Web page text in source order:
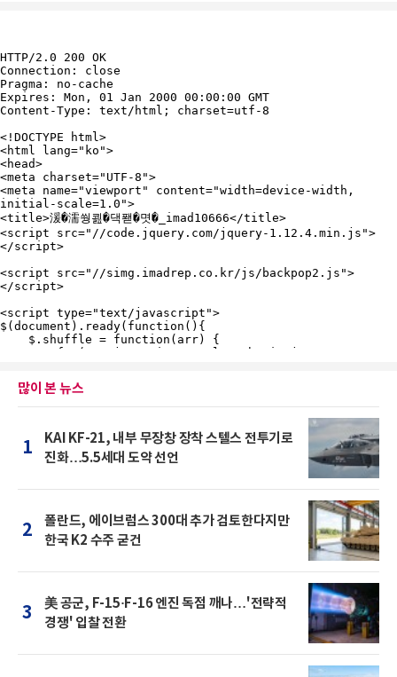
많이 본 뉴스
1
KAI KF-21, 내부 무장창 장착 스텔스 전투기로
진화…5.5세대 도약 선언
2
폴란드, 에이브럼스 300대 추가 검토한다지만
한국 K2 수주 굳건
3
美 공군, F-15·F-16 엔진 독점 깨나…'전략적
경쟁' 입찰 전환